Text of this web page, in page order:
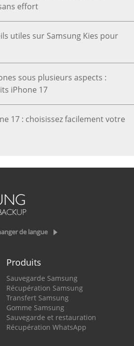
effort
utiles sur Samsung Kies pour
sous plusieurs aspects :
iPhone 17
17 : choisissez facilement votre
de langue
Produits
Sauvegarde Samsung
Récupération Samsung
Transfert Samsung
Gomme Samsung
Sauvegarde et restauration
Récupération WhatsApp